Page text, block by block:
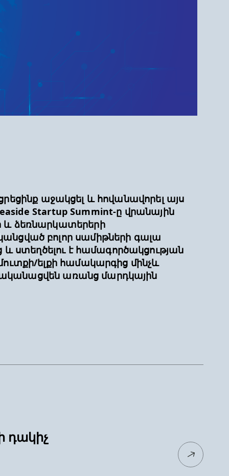
աջակցել և հովանավորել այս
Startup Summint-ը վրանային
և ձեռնարկատերերի
բոլոր սամիթների գալա
և ստեղծելու է համագործակցության
ելքի համակարգից մինչև
առանց մարդկային
դակիչ